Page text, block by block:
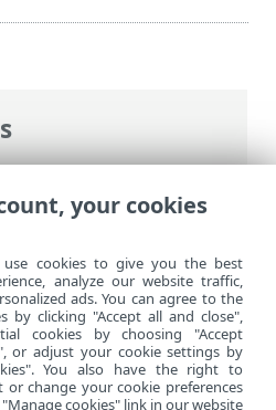
>ESET NOD32
> Dialogo langai –
> Registracija
tinklavietę
your cookies
cookies to give you the best
analyze our website traffic,
ads. You can agree to the
by clicking "Accept all and close",
cookies by choosing "Accept
or adjust your cookie settings by
You also have the right to
change your cookie preferences
cookies" link in our website